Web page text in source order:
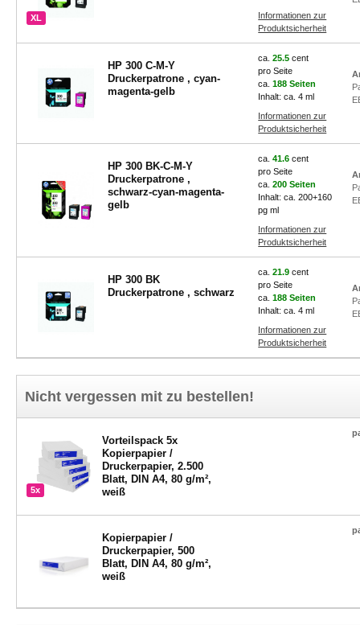
XL
Informationen zur
Produktsicherheit
HP 300 C-M-Y
Druckerpatrone , cyan-
magenta-gelb
ca.25.5cent
pro Seite
ca.188 Seiten
Inhalt: ca. 4 ml
Informationen zur
Produktsicherheit
HP 300 BK-C-M-Y
Druckerpatrone ,
schwarz-cyan-magenta-
gelb
ca.41.6cent
pro Seite
ca.200 Seiten
Inhalt: ca. 200+160
pg ml
Informationen zur
Produktsicherheit
HP 300 BK
Druckerpatrone , schwarz
ca.21.9cent
pro Seite
ca.188 Seiten
Inhalt: ca. 4 ml
Informationen zur
Produktsicherheit
Nicht vergessen mit zu bestellen!
5x
Vorteilspack 5x
Kopierpapier /
Druckerpapier, 2.500
Blatt, DIN A4, 80 g/m²,
weiß
Kopierpapier /
Druckerpapier, 500
Blatt, DIN A4, 80 g/m²,
weiß